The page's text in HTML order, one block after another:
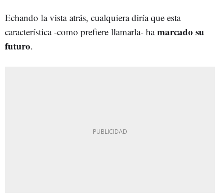
Echando la vista atrás, cualquiera diría que esta
característica -como prefiere llamarla- hamarcado su
futuro.